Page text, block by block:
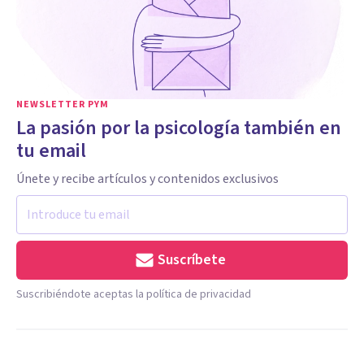
NEWSLETTER PYM
La pasión por la psicología también en
tu email
Únete y recibe artículos y contenidos exclusivos
Suscríbete
Suscribiéndote aceptas la política de privacidad